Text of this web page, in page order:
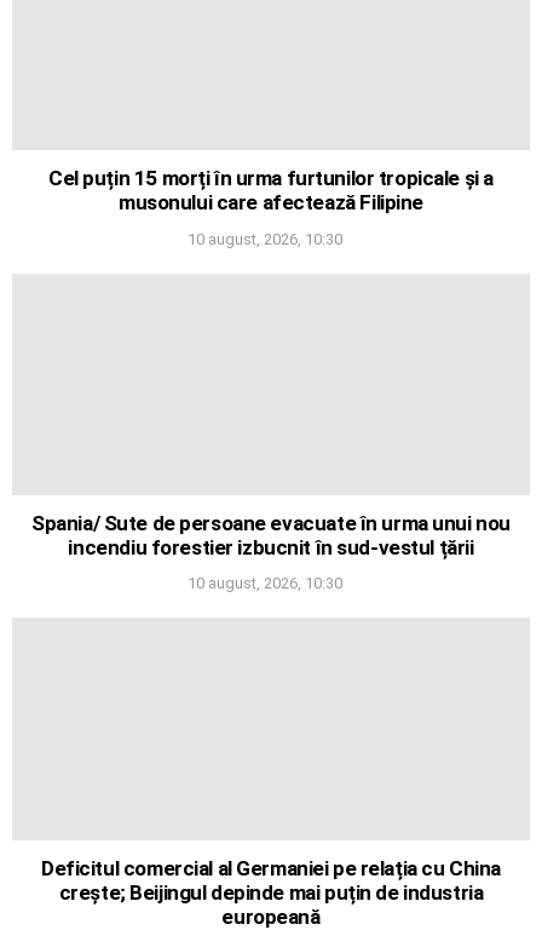
Cel puțin 15 morți în urma furtunilor tropicale și a
musonului care afectează Filipine
10 august, 2026, 10:30
Spania/ Sute de persoane evacuate în urma unui nou
incendiu forestier izbucnit în sud-vestul țării
10 august, 2026, 10:30
Deficitul comercial al Germaniei pe relația cu China
crește; Beijingul depinde mai puțin de industria
europeană